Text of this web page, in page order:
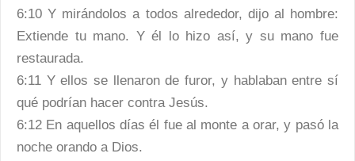
6:10 Y mirándolos a todos alrededor, dijo al hombre:
Extiende tu mano. Y él lo hizo así, y su mano fue
restaurada.
6:11 Y ellos se llenaron de furor, y hablaban entre sí
qué podrían hacer contra Jesús.
6:12 En aquellos días él fue al monte a orar, y pasó la
noche orando a Dios.